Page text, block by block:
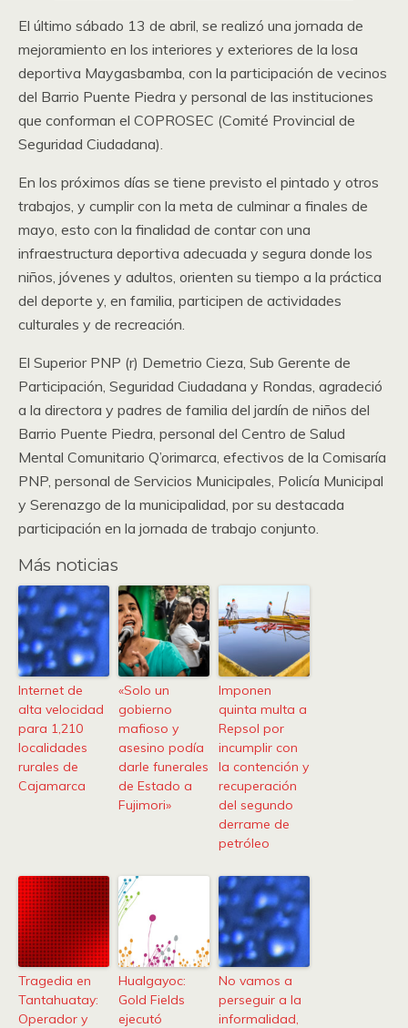
El último sábado 13 de abril, se realizó una jornada de
mejoramiento en los interiores y exteriores de la losa
deportiva Maygasbamba, con la participación de vecinos
del Barrio Puente Piedra y personal de las instituciones
que conforman el COPROSEC (Comité Provincial de
Seguridad Ciudadana).
En los próximos días se tiene previsto el pintado y otros
trabajos, y cumplir con la meta de culminar a finales de
mayo, esto con la finalidad de contar con una
infraestructura deportiva adecuada y segura donde los
niños, jóvenes y adultos, orienten su tiempo a la práctica
del deporte y, en familia, participen de actividades
culturales y de recreación.
El Superior PNP (r) Demetrio Cieza, Sub Gerente de
Participación, Seguridad Ciudadana y Rondas, agradeció
a la directora y padres de familia del jardín de niños del
Barrio Puente Piedra, personal del Centro de Salud
Mental Comunitario Q’orimarca, efectivos de la Comisaría
PNP, personal de Servicios Municipales, Policía Municipal
y Serenazgo de la municipalidad, por su destacada
participación en la jornada de trabajo conjunto.
Más noticias
Internet de
alta velocidad
para 1,210
localidades
rurales de
Cajamarca
«Solo un
gobierno
mafioso y
asesino podía
darle funerales
de Estado a
Fujimori»
Imponen
quinta multa a
Repsol por
incumplir con
la contención y
recuperación
del segundo
derrame de
petróleo
Tragedia en
Tantahuatay:
Operador y
Hualgayoc:
Gold Fields
ejecutó
No vamos a
perseguir a la
informalidad,